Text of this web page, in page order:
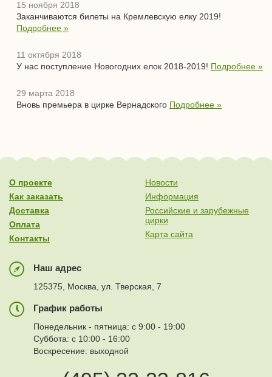
15 ноября 2018
Заканчиваются билеты на Кремлевскую елку 2019!
Подробнее »
11 октября 2018
У нас поступление Новогодних елок 2018-2019! Подробнее »
29 марта 2018
Вновь премьера в цирке Вернадского Подробнее »
О проекте
Как заказать
Доставка
Оплата
Контакты
Новости
Информация
Российские и зарубежные
цирки
Карта сайта
Наш адрес
125375, Москва, ул. Тверская, 7
График работы
Понедельник - пятница: с 9:00 - 19:00
Суббота: с 10:00 - 16:00
Воскресение: выходной